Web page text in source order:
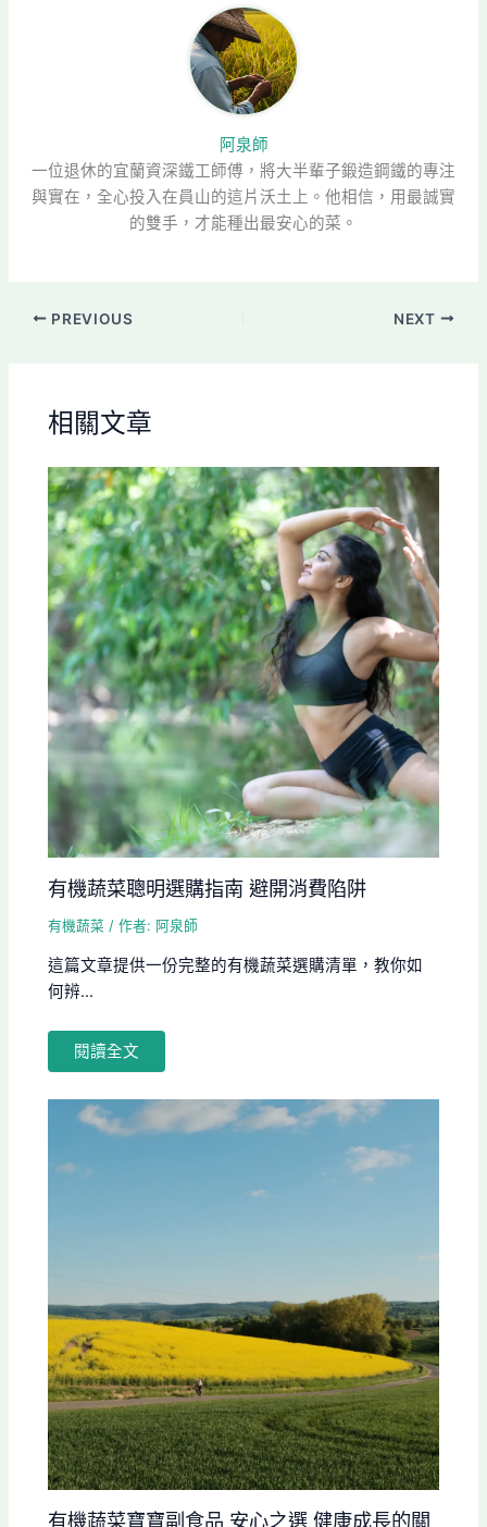
阿泉師
一位退休的宜蘭資深鐵工師傅，將大半輩子鍛造鋼鐵的專注
與實在，全心投入在員山的這片沃土上。他相信，用最誠實
的雙手，才能種出最安心的菜。
PREVIOUS NEXT
相關文章
有機蔬菜聰明選購指南 避開消費陷阱
有機蔬菜 / 作者: 阿泉師
這篇文章提供一份完整的有機蔬菜選購清單，教你如
何辨...
閱讀全文
有機蔬菜寶寶副食品 安心之選 健康成長的關